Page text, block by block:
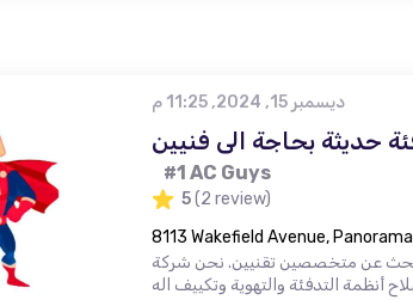
ديسمبر 15, 2024, 11:25 م
حديثة بحاجة الى فنيين
#1 AC Guys
5(2 review)
8113 Wakefield Avenue,
عن متخصصين تقنيين. نحن شركة